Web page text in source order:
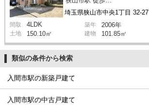
埼玉県狭山市中央1丁目 32-27
間取 4LDK 築年 2006年
土地 150.10㎡ 建物 101.85㎡
類似の条件から検索
入間市駅の新築戸建て
入間市駅の中古戸建て